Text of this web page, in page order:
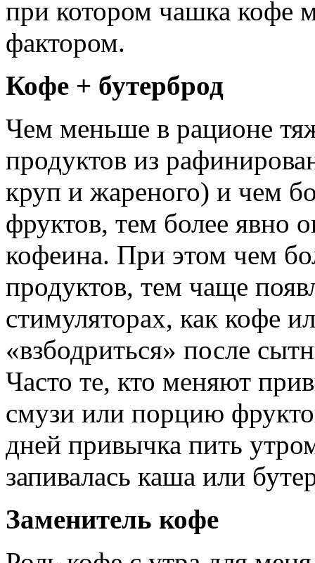
при котором чашка
фактором.
Кофе + бутерброд
Чем меньше в рационе
продуктов из
круп и жареного) и чем
фруктов, тем более явно
кофеина. При этом чем
продуктов, тем чаще
стимуляторах, как кофе
«взбодриться» после
Часто те, кто меняют
смузи или порцию
дней привычка пить
запивалась каша или
Заменитель кофе